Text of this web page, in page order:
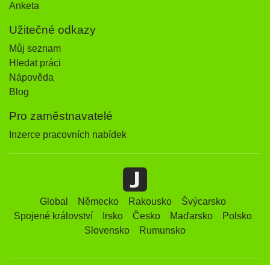
Anketa
Užitečné odkazy
Můj seznam
Hledat práci
Nápověda
Blog
Pro zaměstnavatelé
Inzerce pracovních nabídek
Global Německo Rakousko
Švýcarsko
Spojené království
Irsko Česko Maďarsko
Polsko
Slovensko
Rumunsko